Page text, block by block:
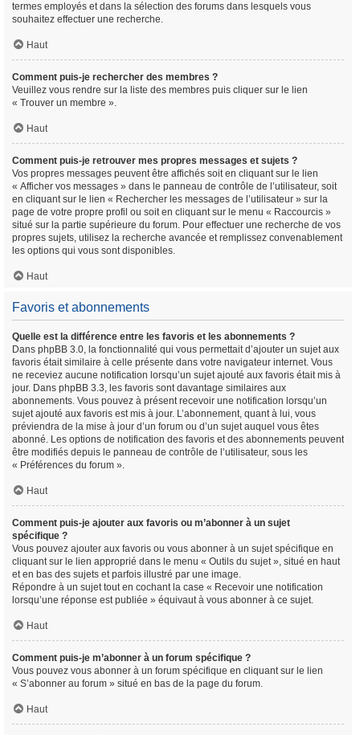
termes employés et dans la sélection des forums dans lesquels vous
souhaitez effectuer une recherche.
Haut
Comment puis-je rechercher des membres ?
Veuillez vous rendre sur la liste des membres puis cliquer sur le lien
« Trouver un membre ».
Haut
Comment puis-je retrouver mes propres messages et sujets ?
Vos propres messages peuvent être affichés soit en cliquant sur le lien
« Afficher vos messages » dans le panneau de contrôle de l’utilisateur, soit
en cliquant sur le lien « Rechercher les messages de l’utilisateur » sur la
page de votre propre profil ou soit en cliquant sur le menu « Raccourcis »
situé sur la partie supérieure du forum. Pour effectuer une recherche de vos
propres sujets, utilisez la recherche avancée et remplissez convenablement
les options qui vous sont disponibles.
Haut
Favoris et abonnements
Quelle est la différence entre les favoris et les abonnements ?
Dans phpBB 3.0, la fonctionnalité qui vous permettait d’ajouter un sujet aux
favoris était similaire à celle présente dans votre navigateur internet. Vous
ne receviez aucune notification lorsqu’un sujet ajouté aux favoris était mis à
jour. Dans phpBB 3.3, les favoris sont davantage similaires aux
abonnements. Vous pouvez à présent recevoir une notification lorsqu’un
sujet ajouté aux favoris est mis à jour. L’abonnement, quant à lui, vous
préviendra de la mise à jour d’un forum ou d’un sujet auquel vous êtes
abonné. Les options de notification des favoris et des abonnements peuvent
être modifiés depuis le panneau de contrôle de l’utilisateur, sous les
« Préférences du forum ».
Haut
Comment puis-je ajouter aux favoris ou m’abonner à un sujet
spécifique ?
Vous pouvez ajouter aux favoris ou vous abonner à un sujet spécifique en
cliquant sur le lien approprié dans le menu « Outils du sujet », situé en haut
et en bas des sujets et parfois illustré par une image.
Répondre à un sujet tout en cochant la case « Recevoir une notification
lorsqu’une réponse est publiée » équivaut à vous abonner à ce sujet.
Haut
Comment puis-je m’abonner à un forum spécifique ?
Vous pouvez vous abonner à un forum spécifique en cliquant sur le lien
« S’abonner au forum » situé en bas de la page du forum.
Haut